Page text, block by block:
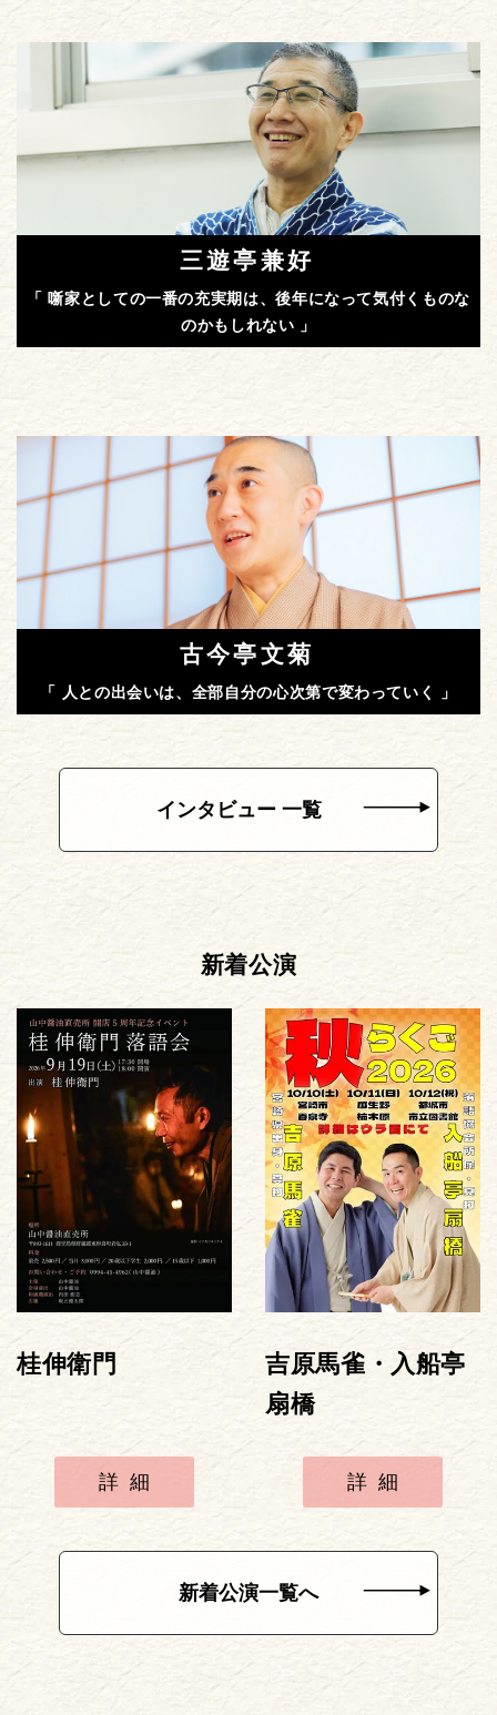
三遊亭兼好
「 噺家としての一番の充実期は、後年になって気付くものな
のかもしれない 」
古今亭文菊
「 人との出会いは、全部自分の心次第で変わっていく 」
インタビュー 一覧
新着公演
桂伸衛門
詳細
吉原馬雀・入船亭
扇橋
詳細
新着公演一覧へ